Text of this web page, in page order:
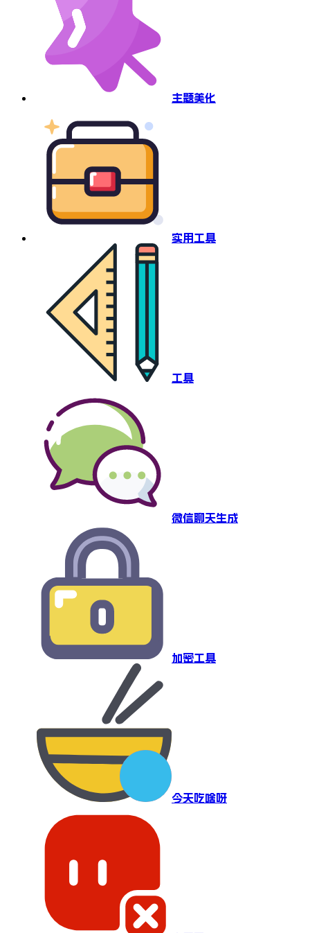
主题美化
实用工具
工具
微信聊天生成
加密工具
今天吃啥呀